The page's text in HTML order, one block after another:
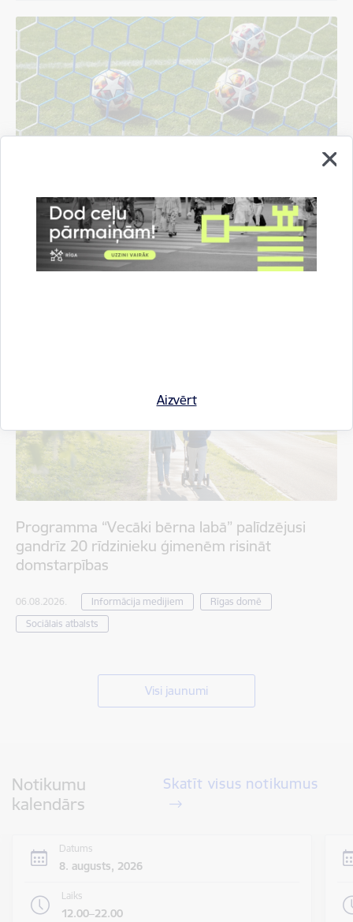
Aizvērt
Bergholcs un LFF vienojas par turpmākiem
soļiem nacionālā futbola stadiona celtniecībā
Programma “Vecāki bērna labā” palīdzējusi
gandrīz 20 rīdzinieku ģimenēm risināt
domstarpības
06.08.2026. Informācija medijiem
Rīgas domē
Sociālais atbalsts
Visi jaunumi
Notikumu
kalendārs
Skatīt visus notikumus
Datums
8. augusts, 2026
Laiks
12.00–22.00